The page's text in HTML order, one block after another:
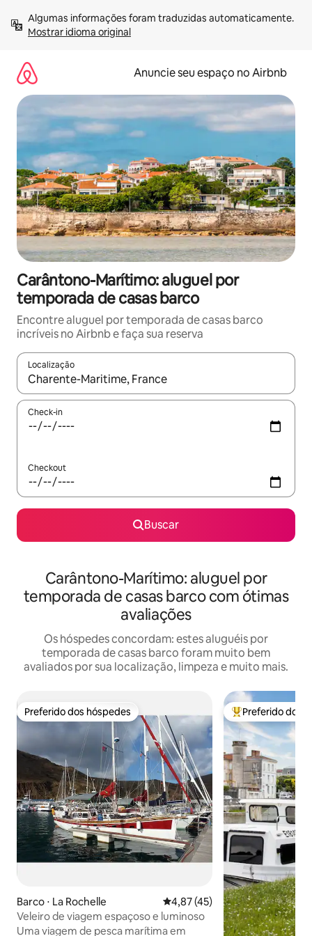
para
Mostrar idioma original
Anuncie seu espaço no Airbnb
Carântono-Marítimo: aluguel por
temporada de casas barco
Encontre aluguel por temporada de casas barco
incríveis no Airbnb e faça sua reserva
Localização
Quando os resultados estiverem disponíveis, explore-os
Check-in
Checkout
Buscar
Carântono-Marítimo: aluguel por
temporada de casas barco com ótimas
avaliações
Os hóspedes concordam: estes aluguéis por
temporada de casas barco foram muito bem
avaliados por sua localização, limpeza e muito mais.
Preferido dos hóspedes
Preferido dos hóspedes
Barco ⋅ La Rochelle 4,87 de uma avaliação média
4,87 (45)
Veleiro de viagem espaçoso e luminoso
Uma viagem de pesca marítima em
Entre os
Preferido dos